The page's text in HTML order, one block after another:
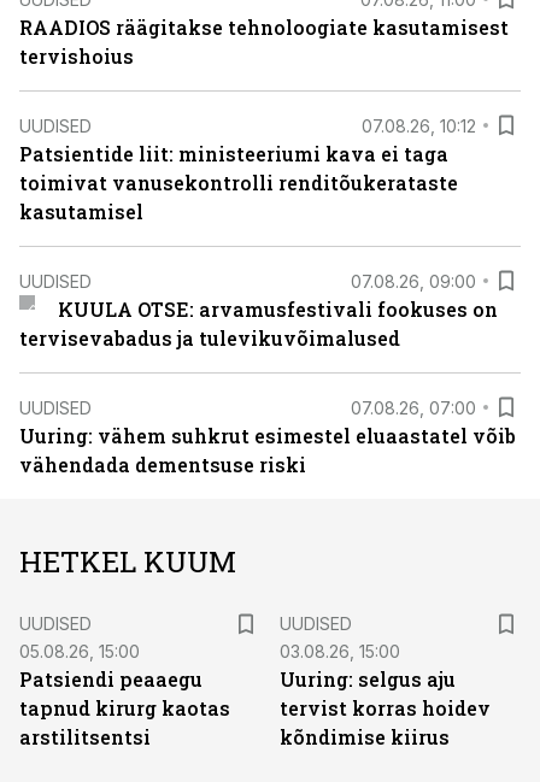
RAADIOS räägitakse tehnoloogiate kasutamisest
tervishoius
UUDISED 07.08.26, 10:12
Patsientide liit: ministeeriumi kava ei taga
toimivat vanusekontrolli renditõukerataste
kasutamisel
UUDISED 07.08.26, 09:00
KUULA OTSE: arvamusfestivali fookuses on
tervisevabadus ja tulevikuvõimalused
UUDISED 07.08.26, 07:00
Uuring: vähem suhkrut esimestel eluaastatel võib
vähendada dementsuse riski
HETKEL KUUM
UUDISED
05.08.26, 15:00
Patsiendi peaaegu
tapnud kirurg kaotas
arstilitsentsi
UUDISED
03.08.26, 15:00
Uuring: selgus aju
tervist korras hoidev
kõndimise kiirus